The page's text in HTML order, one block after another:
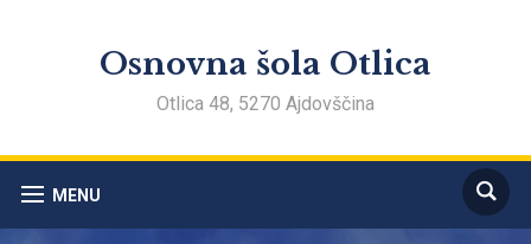
Osnovna šola Otlica
Otlica 48, 5270 Ajdovščina
MENU